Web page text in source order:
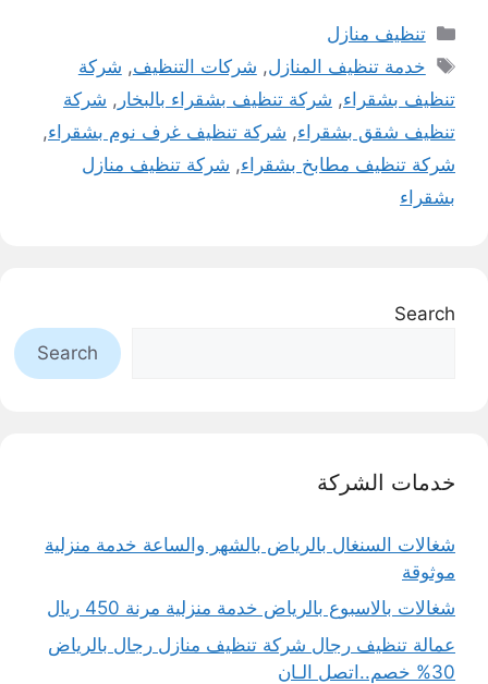
التصنيفات
تنظيف منازل
الوسوم
خدمة تنظيف المنازل, شركات التنظيف, شركة
تنظيف بشقراء, شركة تنظيف بشقراء بالبخار , شركة
تنظيف شقق بشقراء, شركة تنظيف غرف نوم بشقراء,
شركة تنظيف مطابخ بشقراء, شركة تنظيف منازل
بشقراء
Search
Search
خدمات الشركة
شغالات السنغال بالرياض بالشهر والساعة خدمة منزلية
موثوقة
شغالات بالاسبوع بالرياض خدمة منزلية مرنة 450 ريال
عمالة تنظيف رجال شركة تنظيف منازل رجال بالرياض
30% خصم..اتصل الـان